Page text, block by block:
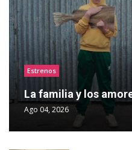
Estrenos
La familia y los
Ago 04, 2026